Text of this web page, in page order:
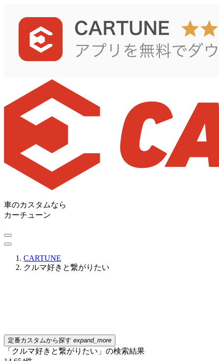
車のカスタムなら
カーチューン
CARTUNE
クルマ好きと繋がりたい
定番カスタムから探す expand_more
「クルマ好きと繋がりたい」の検索結果